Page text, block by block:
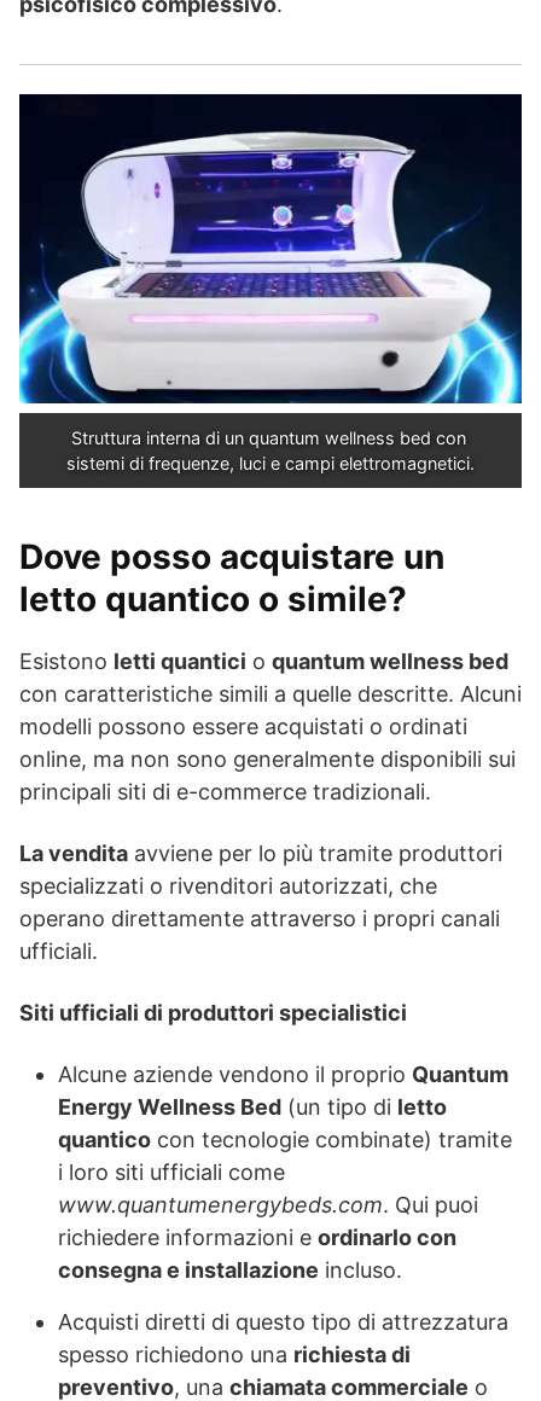
Struttura interna di un quantum wellness bed con
sistemi di frequenze, luci e campi elettromagnetici.
Dove posso acquistare un
letto quantico o simile?
Esistono letti quantici o quantum wellness bed
con caratteristiche simili a quelle descritte. Alcuni
modelli possono essere acquistati o ordinati
online, ma non sono generalmente disponibili sui
principali siti di e-commerce tradizionali.
La vendita avviene per lo più tramite produttori
specializzati o rivenditori autorizzati, che
operano direttamente attraverso i propri canali
ufficiali.
Siti ufficiali di produttori specialistici
Alcune aziende vendono il proprio Quantum
Energy Wellness Bed (un tipo di letto
quantico con tecnologie combinate) tramite
i loro siti ufficiali come
www.quantumenergybeds.com. Qui puoi
richiedere informazioni e ordinarlo con
consegna e installazione incluso.
Acquisti diretti di questo tipo di attrezzatura
spesso richiedono una richiesta di
preventivo, una chiamata commerciale o